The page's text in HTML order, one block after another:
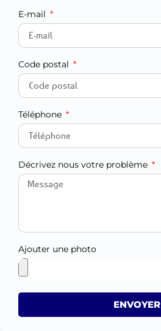
E-mail
Code postal
Téléphone
Décrivez nous votre problème
Ajouter une photo
ENVOYER